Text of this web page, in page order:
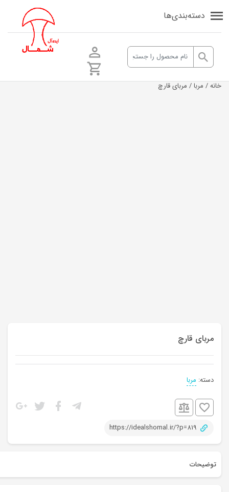
دسته‌بندی‌ها
خانه/ مربا/ ‌مربای قارچ
‌مربای قارچ
دسته: مربا
https://idealshomal.ir/?p=819
توضیحات